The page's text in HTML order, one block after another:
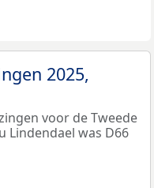
2025,
voor de Tweede
Lindendael was D66